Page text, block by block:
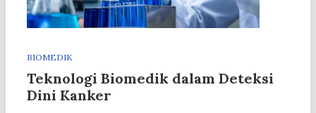
BIOMEDIK
Teknologi Biomedik dalam Deteksi
Dini Kanker